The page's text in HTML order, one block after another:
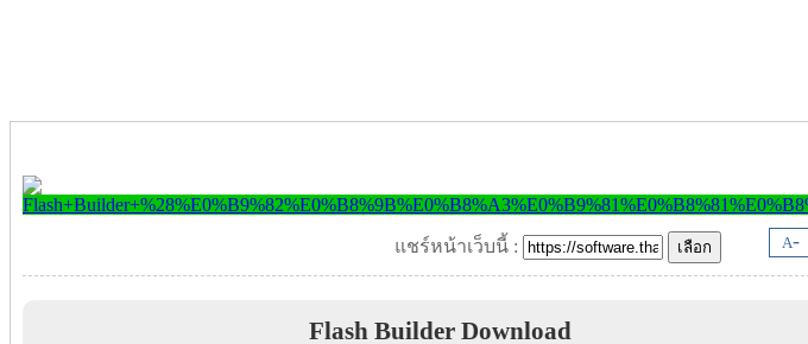
A-
แชร์หน้าเว็บนี้ :
Flash Builder Download